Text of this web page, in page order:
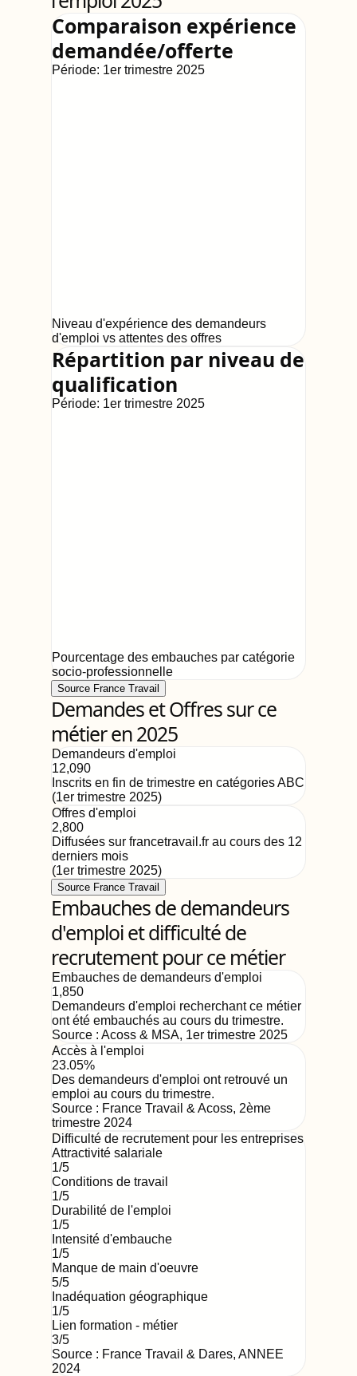
Comparaison expérience
demandée/offerte
Période: 1er trimestre 2025
Niveau d'expérience des demandeurs
d'emploi vs attentes des offres
Répartition par niveau de
qualification
Période: 1er trimestre 2025
Pourcentage des embauches par catégorie
socio-professionnelle
Source France Travail
Demandes et Offres sur ce
métier en 2025
Demandeurs d'emploi
12,090
Inscrits en fin de trimestre en catégories ABC
(1er trimestre 2025)
Offres d'emploi
2,800
Diffusées sur francetravail.fr au cours des 12
derniers mois
(1er trimestre 2025)
Source France Travail
Embauches de demandeurs
d'emploi et difficulté de
recrutement pour ce métier
Embauches de demandeurs d'emploi
1,850
Demandeurs d'emploi recherchant ce métier
ont été embauchés au cours du trimestre.
Source : Acoss & MSA, 1er trimestre 2025
Accès à l'emploi
23.05%
Des demandeurs d'emploi ont retrouvé un
emploi au cours du trimestre.
Source : France Travail & Acoss, 2ème
trimestre 2024
Difficulté de recrutement pour les entreprises
Attractivité salariale
1/5
Conditions de travail
1/5
Durabilité de l'emploi
1/5
Intensité d'embauche
1/5
Manque de main d'oeuvre
5/5
Inadéquation géographique
1/5
Lien formation - métier
3/5
Source : France Travail & Dares, ANNEE
2024